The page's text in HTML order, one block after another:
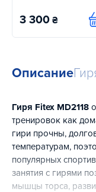
3 300 ₴
Описание
Гиря Fitex MD2118
тренировок как
гири прочны,
температурам,
популярных
занятия с гирями
мышцы торса,